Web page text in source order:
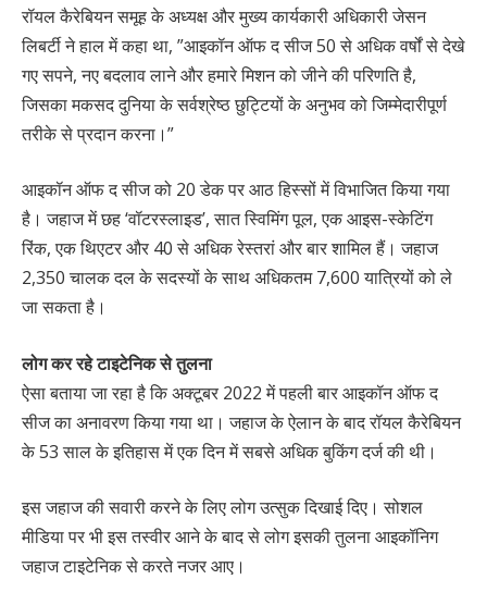
रॉयल कैरेबियन समूह के अध्यक्ष और मुख्य कार्यकारी अधिकारी जेसन
लिबर्टी ने हाल में कहा था, ”आइकॉन ऑफ द सीज 50 से अधिक वर्षों से देखे
गए सपने, नए बदलाव लाने और हमारे मिशन को जीने की परिणति है,
जिसका मकसद दुनिया के सर्वश्रेष्ठ छुट्टियों के अनुभव को जिम्मेदारीपूर्ण
तरीके से प्रदान करना।”
आइकॉन ऑफ द सीज को 20 डेक पर आठ हिस्सों में विभाजित किया गया
है। जहाज में छह ‘वॉटरस्लाइड’, सात स्विमिंग पूल, एक आइस-स्केटिंग
रिंक, एक थिएटर और 40 से अधिक रेस्तरां और बार शामिल हैं। जहाज
2,350 चालक दल के सदस्यों के साथ अधिकतम 7,600 यात्रियों को ले
जा सकता है।
लोग कर रहे टाइटेनिक से तुलना
ऐसा बताया जा रहा है कि अक्टूबर 2022 में पहली बार आइकॉन ऑफ द
सीज का अनावरण किया गया था। जहाज के ऐलान के बाद रॉयल कैरेबियन
के 53 साल के इतिहास में एक दिन में सबसे अधिक बुकिंग दर्ज की थी।
इस जहाज की सवारी करने के लिए लोग उत्सुक दिखाई दिए। सोशल
मीडिया पर भी इस तस्वीर आने के बाद से लोग इसकी तुलना आइकॉनिग
जहाज टाइटेनिक से करते नजर आए।